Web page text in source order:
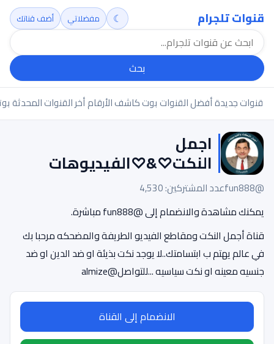
قنوات تلجرام
بحث
☾ مفضلاتي أضف قناتك
قنوات جديدةأفضل القنواتبوت كاشف الأرقامأخر القنوات المحدثة
اجمل
النكت♡&♡الفيديوهات
@fun888
عدد المشتركين: 4,530
يمكنك مشاهدة والانضمام إلى @fun888 مباشرة.
قناة أجمل النكت ومقاطع الفيديو الطريفة والمضحكه مرحبا بك
في عالم يهتم ب ابتسامتك..لا يوجد نكت بذيئة او ضد الدين او ضد
جنسيه معينه او نكت سياسيه ...للتواصل@almize
الانضمام إلى القناة